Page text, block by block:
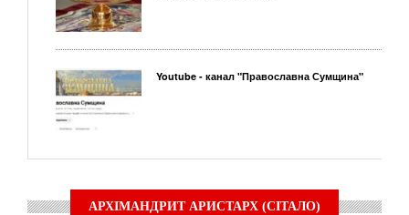
Youtube - канал "Православна Сумщина"
АРХІМАНДРИТ АРИСТАРХ (СІТАЛО)